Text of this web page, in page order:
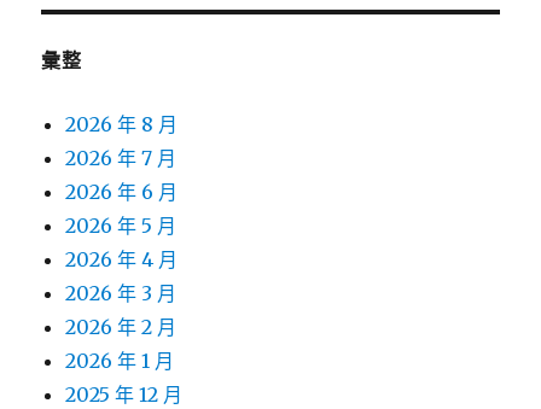
彙整
2026 年 8 月
2026 年 7 月
2026 年 6 月
2026 年 5 月
2026 年 4 月
2026 年 3 月
2026 年 2 月
2026 年 1 月
2025 年 12 月